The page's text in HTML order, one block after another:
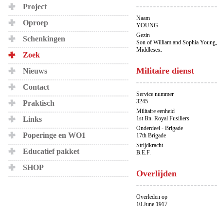
Project
Oproep
Schenkingen
Zoek
Nieuws
Contact
Praktisch
Links
Poperinge en WO1
Educatief pakket
SHOP
Naam
YOUNG
Gezin
Son of William and Sophia
Middlesex.
Militaire dienst
Service nummer
3245
Militaire eenheid
1st Bn. Royal Fusiliers
Onderdeel - Brigade
17th Brigade
Strijdkracht
B.E.F.
Overlijden
Overleden op
10 June 1917